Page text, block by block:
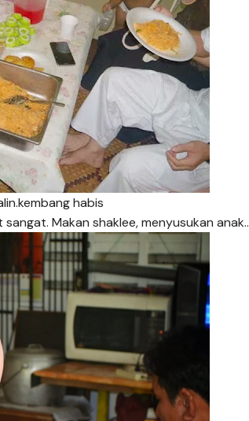
habis
Makan shaklee, menyusukan anak..